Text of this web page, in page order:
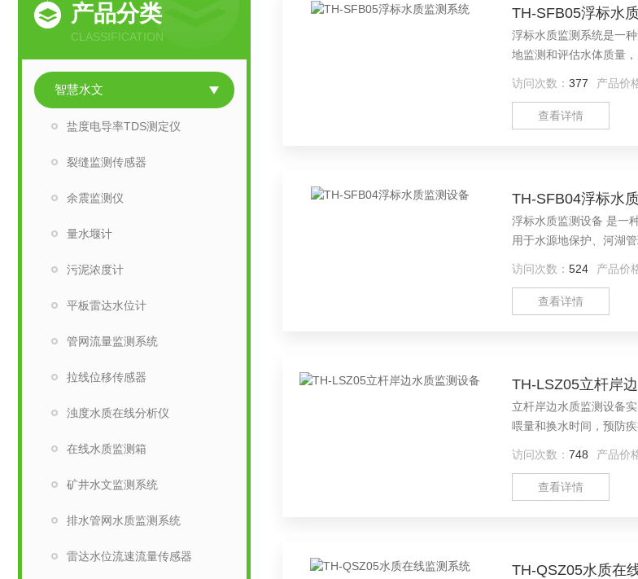
产品分类
CLASSIFICATION
智慧水文
盐度电导率TDS测定仪
裂缝监测传感器
余震监测仪
量水堰计
污泥浓度计
平板雷达水位计
管网流量监测系统
拉线位移传感器
浊度水质在线分析仪
在线水质监测箱
矿井水文监测系统
排水管网水质监测系统
雷达水位流速流量传感器
TH-SFB05浮标水
浮标水质监测系统是一
地监测和评估水体质量
需氧量(COD)等
访问次数： 377 产品价
查看详情
TH-SFB04浮标水
浮标水质监测设备 是一
用于水源地保护、河湖
向、气压等
访问次数： 524 产品价
查看详情
TH-LSZ05立杆岸
立杆岸边水质监测设备
喂量和换水时间，预防
水库的调度运行、
访问次数： 748 产品价
查看详情
TH-QSZ05水质在